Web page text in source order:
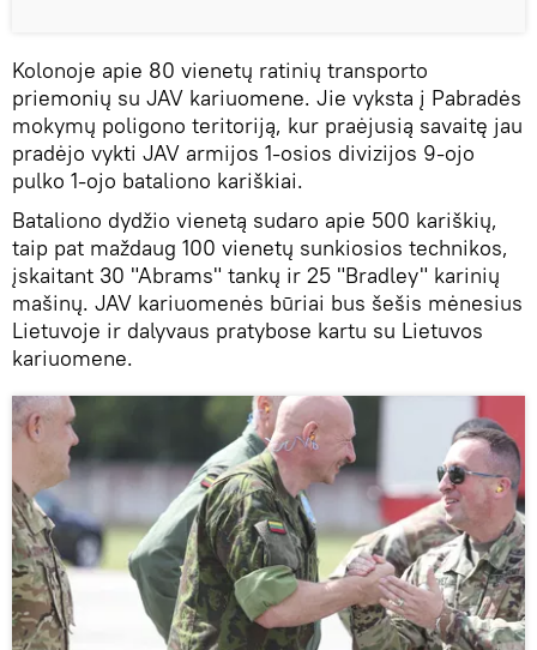
Kolonoje apie 80 vienetų ratinių transporto
priemonių su JAV kariuomene. Jie vyksta į Pabradės
mokymų poligono teritoriją, kur praėjusią savaitę jau
pradėjo vykti JAV armijos 1-osios divizijos 9-ojo
pulko 1-ojo bataliono kariškiai.
Bataliono dydžio vienetą sudaro apie 500 kariškių,
taip pat maždaug 100 vienetų sunkiosios technikos,
įskaitant 30 "Abrams" tankų ir 25 "Bradley" karinių
mašinų. JAV kariuomenės būriai bus šešis mėnesius
Lietuvoje ir dalyvaus pratybose kartu su Lietuvos
kariuomene.